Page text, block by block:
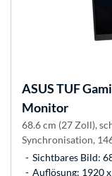
ASUSTUF
Monitor
68.6 cm (27 Zoll),
Synchronisation,
Sichtbares Bild:
Auflösung: 1920